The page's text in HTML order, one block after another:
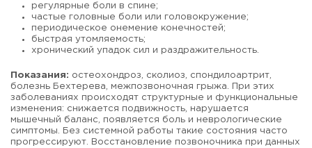
регулярные боли в спине;
частые головные боли или головокружение;
периодическое онемение конечностей;
быстрая утомляемость;
хронический упадок сил и раздражительность.
Показания: остеохондроз, сколиоз, спондилоартрит,
болезнь Бехтерева, межпозвоночная грыжа. При этих
заболеваниях происходят структурные и функциональные
изменения: снижается подвижность, нарушается
мышечный баланс, появляется боль и неврологические
симптомы. Без системной работы такие состояния часто
прогрессируют. Восстановление позвоночника при данных